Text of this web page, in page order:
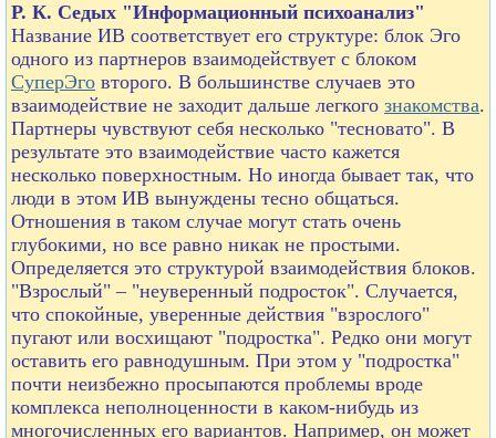
Р. К. Седых "Информационный психоанализ"
Название ИВ соответствует его структуре: блок Эго
одного из партнеров взаимодействует с блоком
СуперЭго второго. В большинстве случаев это
взаимодействие не заходит дальше легкого знакомства.
Партнеры чувствуют себя несколько "тесновато". В
результате это взаимодействие часто кажется
несколько поверхностным. Но иногда бывает так, что
люди в этом ИВ вынуждены тесно общаться.
Отношения в таком случае могут стать очень
глубокими, но все равно никак не простыми.
Определяется это структурой взаимодействия блоков.
"Взрослый" – "неуверенный подросток". Случается,
что спокойные, уверенные действия "взрослого"
пугают или восхищают "подростка". Редко они могут
оставить его равнодушным. При этом у "подростка"
почти неизбежно просыпаются проблемы вроде
комплекса неполноценности в каком-нибудь из
многочисленных его вариантов. Например, он может